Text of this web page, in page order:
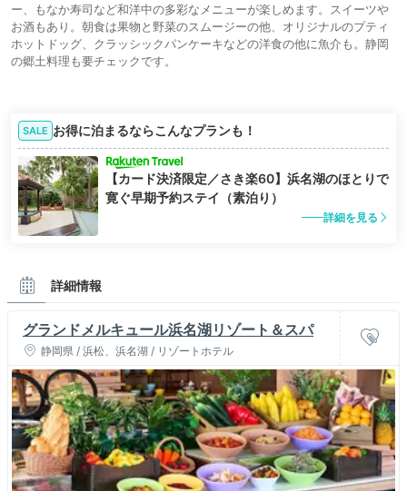
ー、もなか寿司など和洋中の多彩なメニューが楽しめます。スイーツや
お酒もあり。朝食は果物と野菜のスムージーの他、オリジナルのプティ
ホットドッグ、クラッシックパンケーキなどの洋食の他に魚介も。静岡
の郷土料理も要チェックです。
SALE お得に泊まるならこんなプランも！
【カード決済限定／さき楽60】浜名湖のほとりで
寛ぐ早期予約ステイ（素泊り）
詳細を見る
詳細情報
グランドメルキュール浜名湖リゾート＆スパ
静岡県 / 浜松、浜名湖 / リゾートホテル